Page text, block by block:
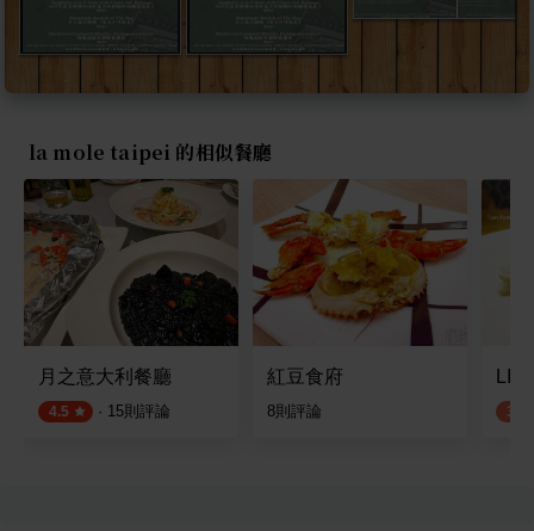
la mole taipei 的相似餐廳
月之意大利餐廳
4.5 · 15則評論
紅豆食府
8則評論 3.7